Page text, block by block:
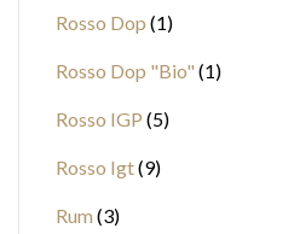
Rosso Dop 1
Rosso Dop "Bio" 1
Rosso IGP 5
Rosso Igt 9
Rum 3